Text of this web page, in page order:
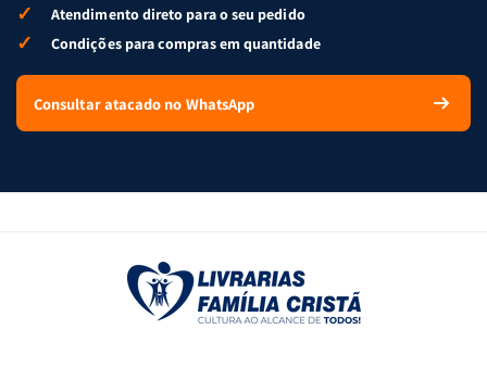
✓ Atendimento direto para o seu pedido
✓ Condições para compras em quantidade
Consultar atacado no WhatsApp